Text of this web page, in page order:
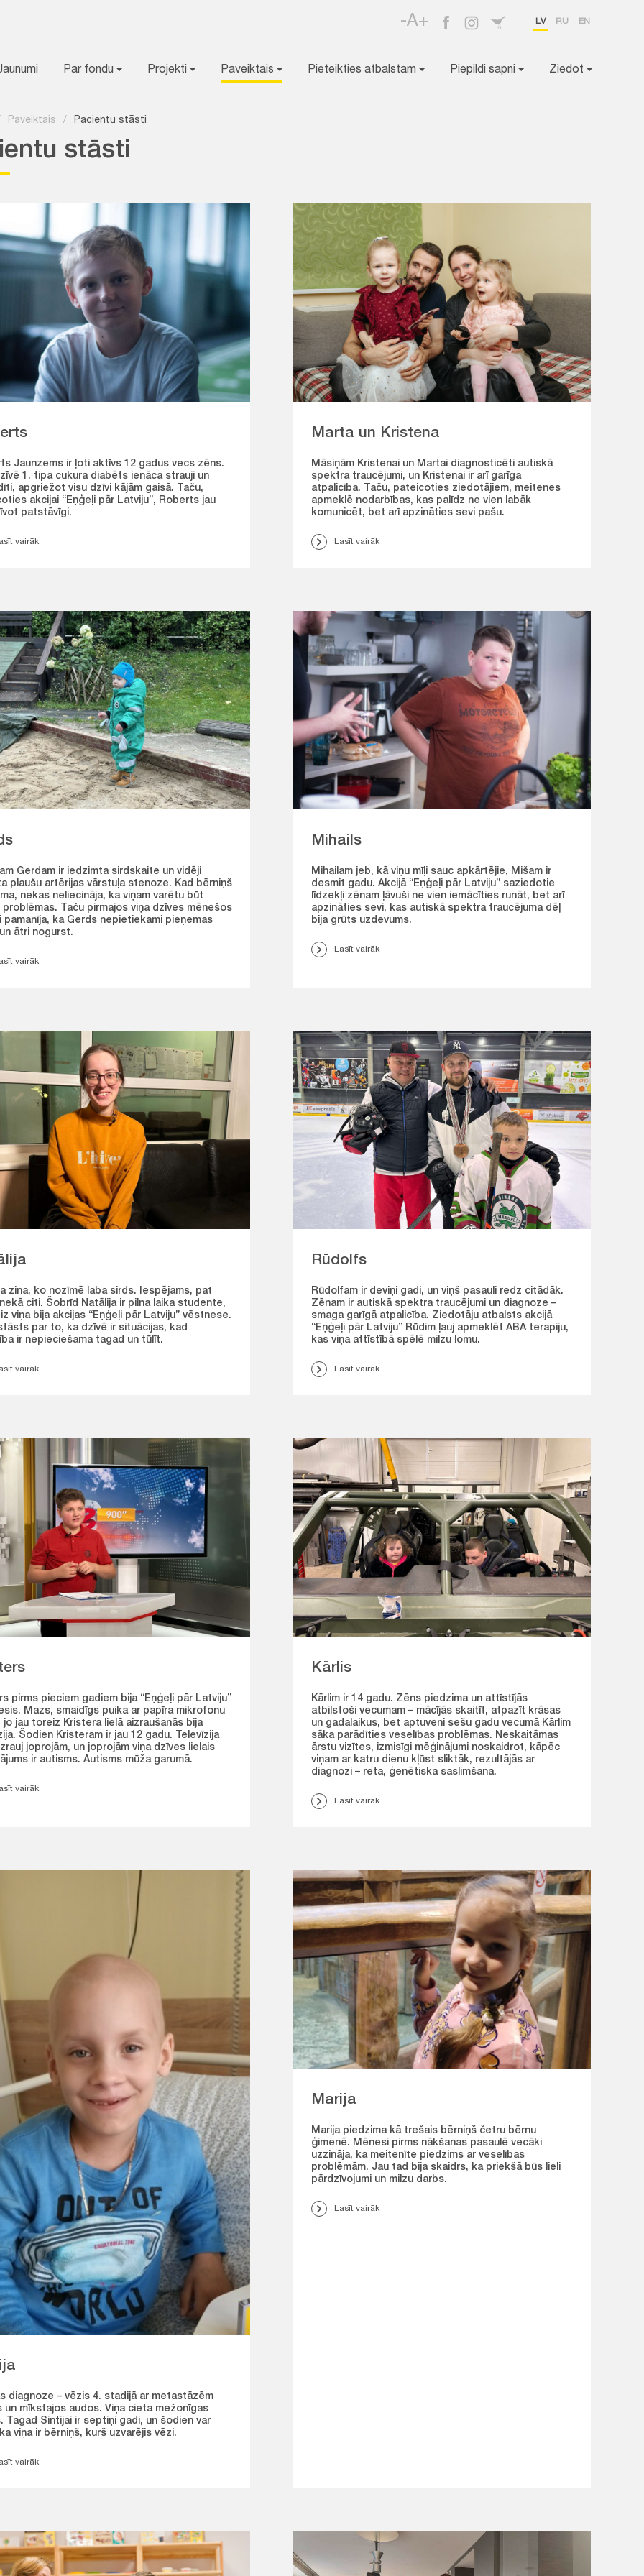
-A+ LV RU EN
Par fondu Projekti Paveiktais Pieteikties atbalstam Piepildi sapni Ziedot
Paveiktais / Pacientu stāsti
stāsti
Jaunzems ir ļoti aktīvs 12 gadus vecs zēns.
1. tipa cukura diabēts ienāca strauji un
apgriežot visu dzīvi kājām gaisā. Taču,
akcijai “Eņģeļi pār Latviju”, Roberts jau
patstāvīgi.
vairāk
Marta un Kristena
Māsiņām Kristenai un Martai diagnosticēti autiskā
spektra traucējumi, un Kristenai ir arī garīga
atpalicība. Taču, pateicoties ziedotājiem, meitenes
apmeklē nodarbības, kas palīdz ne vien labāk
komunicēt, bet arī apzināties sevi pašu.
Lasīt vairāk
Gerdam ir iedzimta sirdskaite un vidēji
plaušu artērijas vārstuļa stenoze. Kad bērniņš
nekas neliecināja, ka viņam varētu būt
problēmas. Taču pirmajos viņa dzīves mēnešos
pamanīja, ka Gerds nepietiekami pieņemas
ātri nogurst.
vairāk
Mihails
Mihailam jeb, kā viņu mīļi sauc apkārtējie, Mišam ir
desmit gadu. Akcijā “Eņģeļi pār Latviju” saziedotie
līdzekļi zēnam ļāvuši ne vien iemācīties runāt, bet arī
apzināties sevi, kas autiskā spektra traucējuma dēļ
bija grūts uzdevums.
Lasīt vairāk
zina, ko nozīmē laba sirds. Iespējams, pat
citi. Šobrīd Natālija ir pilna laika studente,
viņa bija akcijas “Eņģeļi pār Latviju” vēstnese.
par to, ka dzīvē ir situācijas, kad
ir nepieciešama tagad un tūlīt.
vairāk
Rūdolfs
Rūdolfam ir deviņi gadi, un viņš pasauli redz citādāk.
Zēnam ir autiskā spektra traucējumi un diagnoze –
smaga garīgā atpalicība. Ziedotāju atbalsts akcijā
“Eņģeļi pār Latviju” Rūdim ļauj apmeklēt ABA terapiju,
kas viņa attīstībā spēlē milzu lomu.
Lasīt vairāk
pirms pieciem gadiem bija “Eņģeļi pār Latviju”
Mazs, smaidīgs puika ar papīra mikrofonu
jo jau toreiz Kristera lielā aizraušanās bija
Šodien Kristeram ir jau 12 gadu. Televīzija
joprojām, un joprojām viņa dzīves lielais
ir autisms. Autisms mūža garumā.
vairāk
Kārlis
Kārlim ir 14 gadu. Zēns piedzima un attīstījās
atbilstoši vecumam – mācījās skaitīt, atpazīt krāsas
un gadalaikus, bet aptuveni sešu gadu vecumā Kārlim
sāka parādīties veselības problēmas. Neskaitāmas
ārstu vizītes, izmisīgi mēģinājumi noskaidrot, kāpēc
viņam ar katru dienu kļūst sliktāk, rezultājās ar
diagnozi – reta, ģenētiska saslimšana.
Lasīt vairāk
diagnoze – vēzis 4. stadijā ar metastāzēm
un mīkstajos audos. Viņa cieta mežonīgas
Tagad Sintijai ir septiņi gadi, un šodien var
viņa ir bērniņš, kurš uzvarējis vēzi.
vairāk
Marija
Marija piedzima kā trešais bērniņš četru bērnu
ģimenē. Mēnesi pirms nākšanas pasaulē vecāki
uzzināja, ka meitenīte piedzims ar veselības
problēmām. Jau tad bija skaidrs, ka priekšā būs lieli
pārdzīvojumi un milzu darbs.
Lasīt vairāk